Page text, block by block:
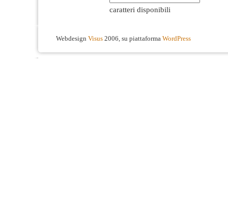
caratteri disponibili
Webdesign Visus 2006, su piattaforma WordPress